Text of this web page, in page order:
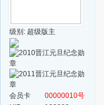
级别: 超级版主
会员卡
00000010号